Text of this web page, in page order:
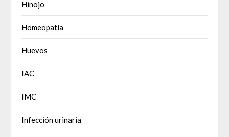
Hinojo
Homeopatía
Huevos
IAC
IMC
Infección urinaria